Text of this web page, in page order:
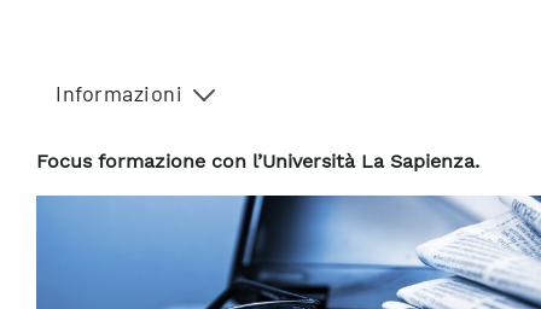
Informazioni
Focus formazione con l’Università La Sapienza.